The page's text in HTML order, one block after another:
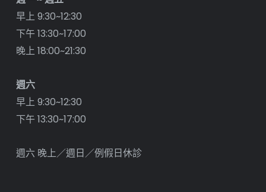
早上 9:30~12:30
下午 13:30~17:00
晚上 18:00~21:30
週六
早上 9:30~12:30
下午 13:30~17:00
週六 晚上／週日／例假日休診